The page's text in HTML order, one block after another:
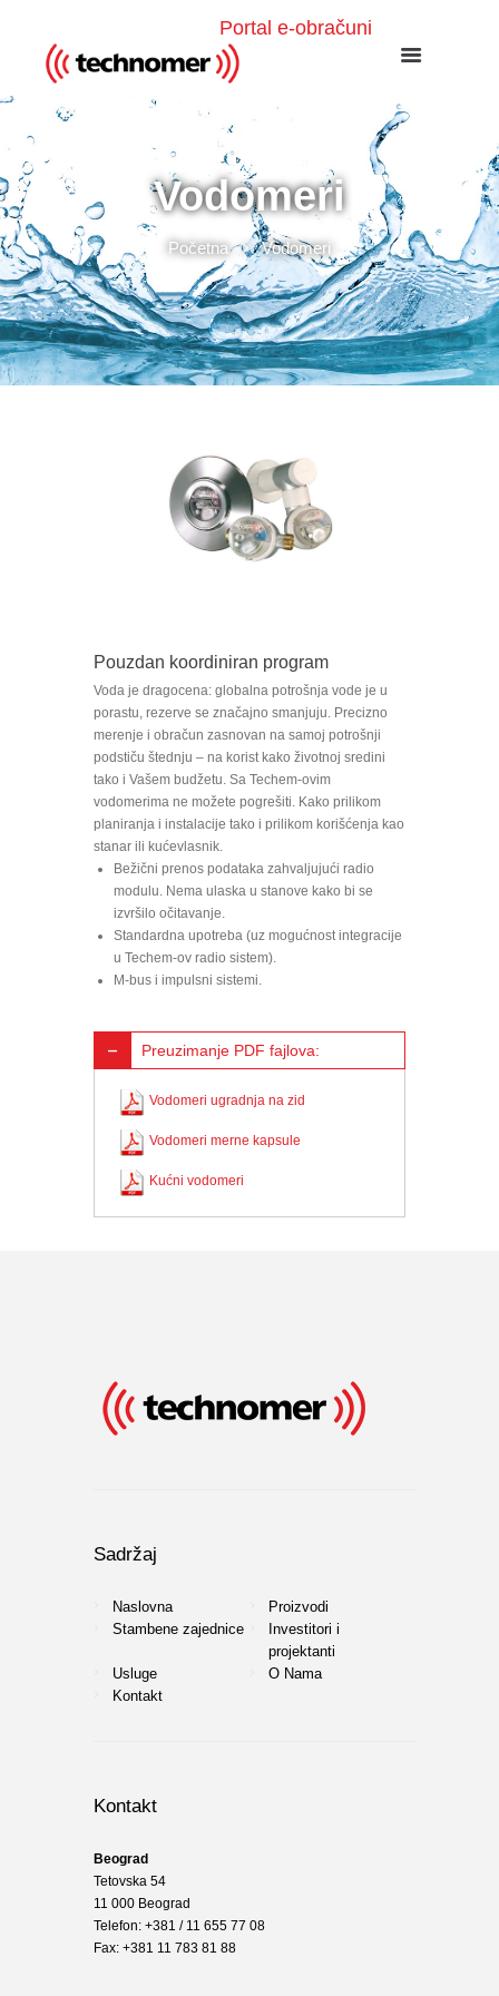
Portal e-obračuni
Vodomeri
Početna Vodomeri
Pouzdan koordiniran program
Voda je dragocena: globalna potrošnja vode je u
porastu, rezerve se značajno smanjuju. Precizno
merenje i obračun zasnovan na samoj potrošnji
podstiču štednju – na korist kako životnoj sredini
tako i Vašem budžetu. Sa Techem-ovim
vodomerima ne možete pogrešiti. Kako prilikom
planiranja i instalacije tako i prilikom korišćenja kao
stanar ili kućevlasnik.
Bežični prenos podataka zahvaljujući radio
modulu. Nema ulaska u stanove kako bi se
izvršilo očitavanje.
Standardna upotreba (uz mogućnost integracije
u Techem-ov radio sistem).
M-bus i impulsni sistemi.
Preuzimanje PDF fajlova:
Vodomeri ugradnja na zid
Vodomeri merne kapsule
Kućni vodomeri
Sadržaj
Naslovna
Proizvodi
Stambene zajednice
Investitori i
projektanti
Usluge
O Nama
Kontakt
Kontakt
Beograd
Tetovska 54
11 000 Beograd
Telefon: +381 / 11 655 77 08
Fax: +381 11 783 81 88